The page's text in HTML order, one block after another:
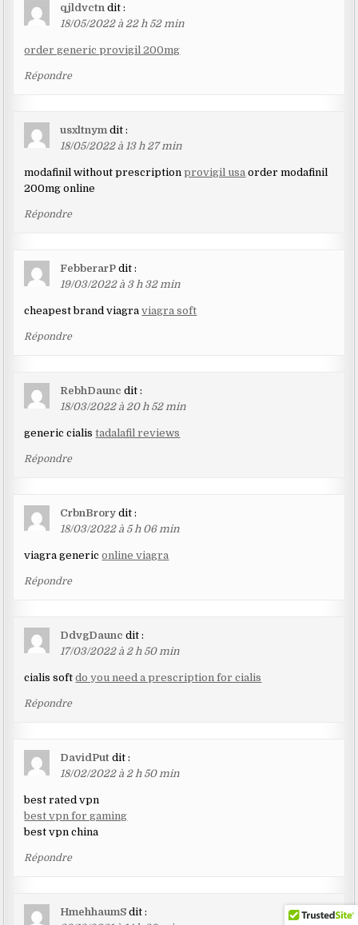
qjldvctn dit :
18/05/2022 à 22 h 52 min
order generic provigil 200mg
Répondre
usxltnym dit :
18/05/2022 à 13 h 27 min
modafinil without prescriptionprovigil usa order modafinil
200mg online
Répondre
FebberarP dit :
19/03/2022 à 3 h 32 min
cheapest brand viagraviagra soft
Répondre
RebhDaunc dit :
18/03/2022 à 20 h 52 min
generic cialistadalafil reviews
Répondre
CrbnBrory dit :
18/03/2022 à 5 h 06 min
viagra genericonline viagra
Répondre
DdvgDaunc dit :
17/03/2022 à 2 h 50 min
cialis softdo you need a prescription for cialis
Répondre
DavidPut dit :
18/02/2022 à 2 h 50 min
best rated vpn
best vpn for gaming
best vpn china
Répondre
HmehhaumS dit :